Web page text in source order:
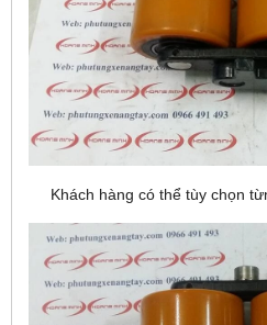
Khách hàng có thể tùy chọn